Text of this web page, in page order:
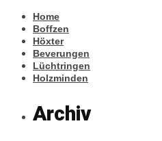
Home
Boffzen
Höxter
Beverungen
Lüchtringen
Holzminden
Archiv